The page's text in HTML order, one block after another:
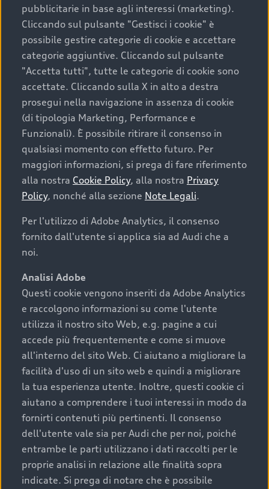
Scegliere un’auto usata è una decisione che coniuga
convenienza, affidabilità e sostenibilità. Per fare un
acquisto sicuro, è essenziale considerare aspetti
determinanti come la garanzia inclusa e l’affidabilità del
marchio. Audi offre l’auto usata perfetta tramite Audi
Prima Scelta :plus
Cosa sapere prima di
acquistare la tua prossima
auto
I requisiti fondamentali da considerare prima di
acquistare un’auto usata, oltre al prezzo e all'aspetto,
chilometraggio: un valore contenuto corrisponde a
uno stato migliore del veicolo e a una maggiore
durata nel tempo;
cronologia dei tagliandi: una documentazione
completa della vettura certifica una manutenzione
costante e accurata;
condizioni della carrozzeria e degli interni: una
buona conservazione evidenzia cura e attenzione del
precedente proprietario;
efficienza meccanica: motore, trasmissione e
componenti principali in ottimo stato garantiscono
prestazioni affidabili e sicure.
pubblicitarie in base agli interessi (marketing).
Cliccando sul pulsante "Gestisci i cookie" è
possibile gestire categorie di cookie e accettare
categorie aggiuntive. Cliccando sul pulsante
"Accetta tutti", tutte le categorie di cookie sono
accettate. Cliccando sulla X in alto a destra
prosegui nella navigazione in assenza di cookie
(di tipologia Marketing, Performance e
Funzionali). È possibile ritirare il consenso in
qualsiasi momento con effetto futuro. Per
maggiori informazioni, si prega di fare riferimento
alla nostra Cookie Policy, alla nostra Privacy
Policy, nonché alla sezione Note Legali.
Per l'utilizzo di Adobe Analytics, il consenso
fornito dall'utente si applica sia ad Audi che a
noi.
Analisi Adobe
Questi cookie vengono inseriti da Adobe Analytics
e raccolgono informazioni su come l'utente
utilizza il nostro sito Web, e.g. pagine a cui
accede più frequentemente e come si muove
all'interno del sito Web. Ci aiutano a migliorare la
facilità d'uso di un sito web e quindi a migliorare
la tua esperienza utente. Inoltre, questi cookie ci
aiutano a comprendere i tuoi interessi in modo da
fornirti contenuti più pertinenti. Il consenso
dell'utente vale sia per Audi che per noi, poiché
entrambe le parti utilizzano i dati raccolti per le
proprie analisi in relazione alle finalità sopra
indicate. Si prega di notare che è possibile